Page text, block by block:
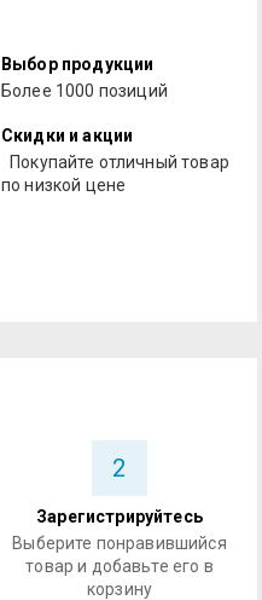
Выбор продукции
Более 1000 позиций
Скидки и акции
Покупайте отличный товар
по низкой цене
2
Зарегистрируйтесь
Выберите понравившийся
товар и добавьте его в
корзину